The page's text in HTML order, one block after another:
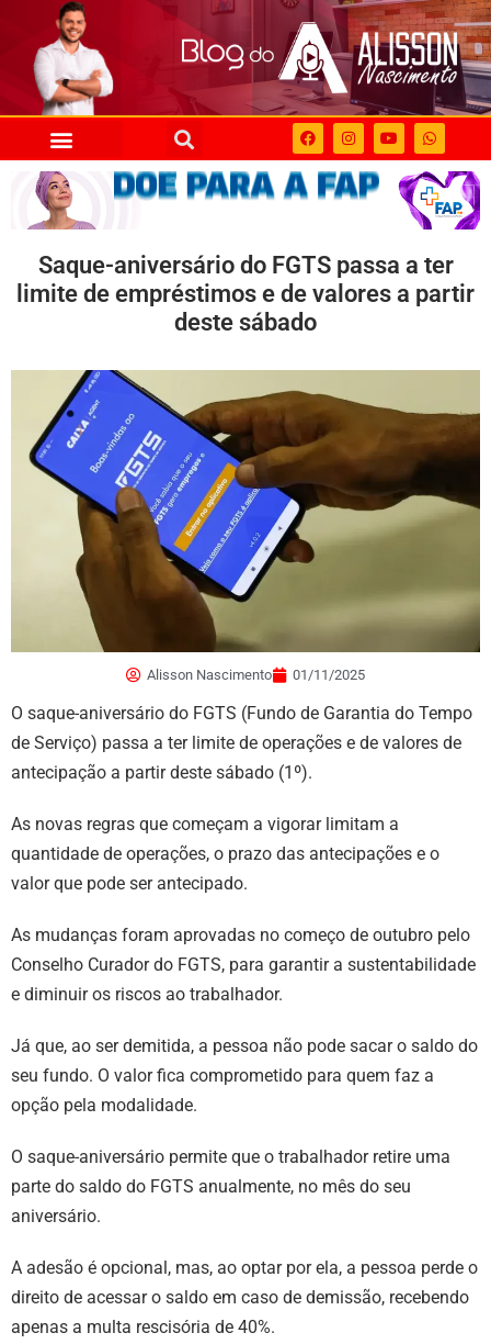
Saque-aniversário do FGTS passa a ter
limite de empréstimos e de valores a partir
deste sábado
Alisson Nascimento 01/11/2025
O saque-aniversário do FGTS (Fundo de Garantia do Tempo
de Serviço) passa a ter limite de operações e de valores de
antecipação a partir deste sábado (1º).
As novas regras que começam a vigorar limitam a
quantidade de operações, o prazo das antecipações e o
valor que pode ser antecipado.
As mudanças foram aprovadas no começo de outubro pelo
Conselho Curador do FGTS, para garantir a sustentabilidade
e diminuir os riscos ao trabalhador.
Já que, ao ser demitida, a pessoa não pode sacar o saldo do
seu fundo. O valor fica comprometido para quem faz a
opção pela modalidade.
O saque-aniversário permite que o trabalhador retire uma
parte do saldo do FGTS anualmente, no mês do seu
aniversário.
A adesão é opcional, mas, ao optar por ela, a pessoa perde o
direito de acessar o saldo em caso de demissão, recebendo
apenas a multa rescisória de 40%.